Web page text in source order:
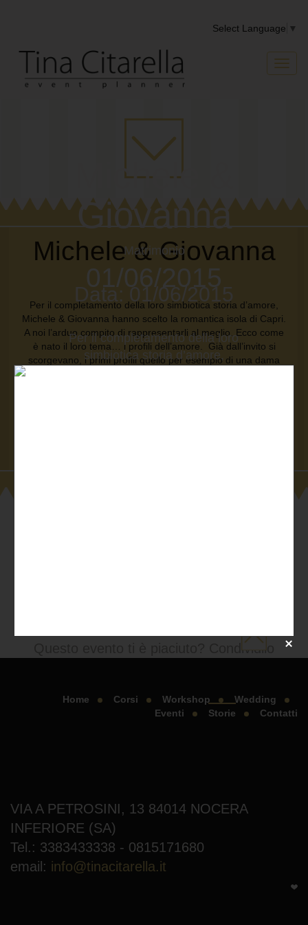
Select Language ▼
Michele &
Giovanna
Matrimonio
Data: 01/06/2015
Per il completamento della loro
simbiotica storia d’amore,
Michele & Giovanna
01/06/2015
Per il completamento della loro simbiotica storia d’amore,
Michele & Giovanna hanno scelto la romantica isola di Capri.
A noi l’arduo compito di rappresentarli al meglio. Ecco come
è nato il loro tema… i profili dell’amore. Già dall’invito si
scorgevano, i primi profili quello per esempio di una dama
d’altri tempi. Il segnaposto, una cornice con volto di donna e
Questo evento ti è piaciuto? Condividilo
Home Corsi Workshop
Wedding
Eventi
Storie Contatti
VIA A PETROSINI, 13 84014 NOCERA
INFERIORE (SA)
Tel.: 3383433338 - 0815171680
email: info@tinacitarella.it